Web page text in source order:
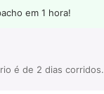
em 1 hora!
é de 2 dias corridos.